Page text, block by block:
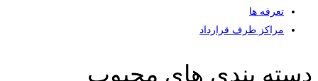
تعرفه ها
مراکز طرف قرارداد
دسته بندی های محبوب